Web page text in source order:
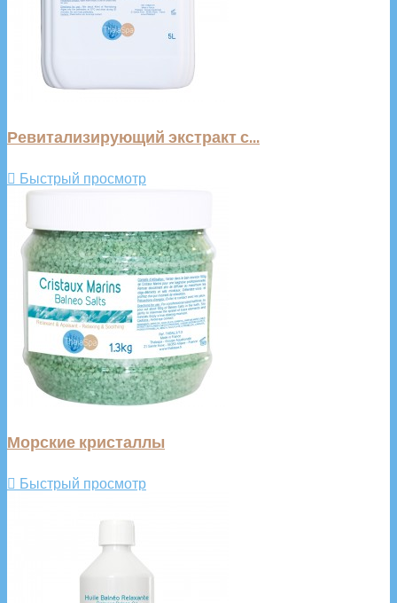
Ревитализирующий экстракт с...
 Быстрый просмотр
Морские кристаллы
 Быстрый просмотр